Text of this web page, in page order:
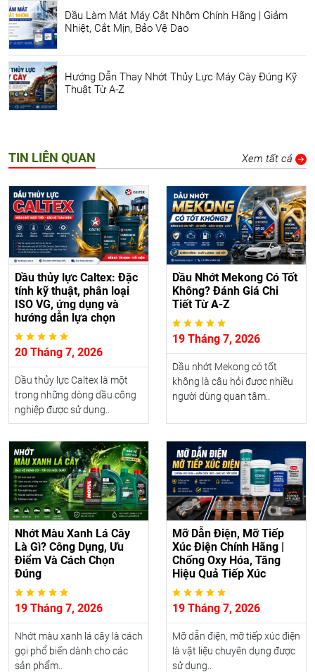
Dầu Làm Mát Máy Cắt Nhôm Chính Hãng | Giảm
Nhiệt, Cắt Mịn, Bảo Vệ Dao
Hướng Dẫn Thay Nhớt Thủy Lực Máy Cày Đúng Kỹ
Thuật Từ A-Z
TIN LIÊN QUAN Xem tất cả
Dầu thủy lực Caltex: Đặc
tính kỹ thuật, phân loại
ISO VG, ứng dụng và
hướng dẫn lựa chọn
20 Tháng 7, 2026
Dầu thủy lực Caltex là một
trong những dòng dầu công
nghiệp được sử dụng..
Dầu Nhớt Mekong Có Tốt
Không? Đánh Giá Chi
Tiết Từ A-Z
19 Tháng 7, 2026
Dầu nhớt Mekong có tốt
không là câu hỏi được nhiều
người dùng quan tâm..
Nhớt Màu Xanh Lá Cây
Là Gì? Công Dụng, Ưu
Điểm Và Cách Chọn
Đúng
19 Tháng 7, 2026
Nhớt màu xanh lá cây là cách
gọi phổ biến dành cho các
sản phẩm..
Mỡ Dẫn Điện, Mỡ Tiếp
Xúc Điện Chính Hãng |
Chống Oxy Hóa, Tăng
Hiệu Quả Tiếp Xúc
19 Tháng 7, 2026
Mỡ dẫn điện, mỡ tiếp xúc điện
là vật liệu chuyên dụng được
sử dụng..